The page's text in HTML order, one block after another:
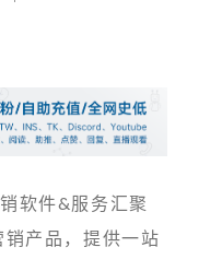
软件&服务汇聚
销产品，提供一站